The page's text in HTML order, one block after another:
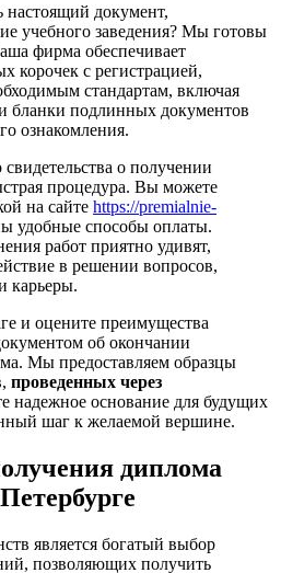
настоящий документ,
учебного заведения? Мы готовы
фирма обеспечивает
корочек с регистрацией,
стандартам, включая
бланки подлинных документов
ознакомления.
о получении
процедура. Вы можете
на сайте https://premialnie-
удобные способы оплаты.
работ приятно удивят,
в решении вопросов,
карьеры.
и оцените преимущества
об окончании
Мы предоставляем образцы
проведенных через
надежное основание для будущих
шаг к желаемой вершине.
диплома
является богатый выбор
позволяющих получить